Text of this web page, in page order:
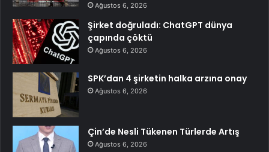
Ağustos 6, 2026
Şirket doğruladı: ChatGPT dünya
çapında çöktü
Ağustos 6, 2026
SPK’dan 4 şirketin halka arzına onay
Ağustos 6, 2026
Çin’de Nesli Tükenen Türlerde Artış
Ağustos 6, 2026